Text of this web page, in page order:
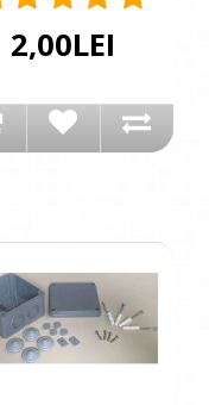
2,00LEI